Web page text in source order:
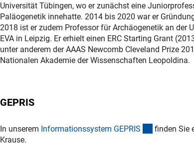
Universität Tübingen, wo er zunächst eine
Paläogenetik innehatte. 2014 bis 2020 war er
2018 ist er zudem Professor für Archäogenetik an der
EVA in Leipzig. Er erhielt einen ERC Starting Grant
unter anderem der AAAS Newcomb Cleveland Prize
Nationalen Akademie der Wissenschaften Leopoldina.
GEPRIS
In unserem Informationssystem GEPRIS (externer
finden Sie
Krause.